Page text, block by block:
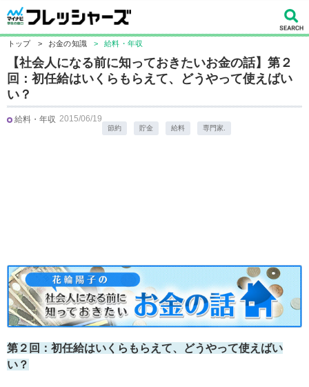
トップ > お金の知識 > 給料・年収
【社会人になる前に知っておきたいお金の話】第２
回：初任給はいくらもらえて、どうやって使えばい
い？
給料・年収 2015/06/19
節約 貯金 給料 専門家.
第２回：初任給はいくらもらえて、どうやって使えばい
い？